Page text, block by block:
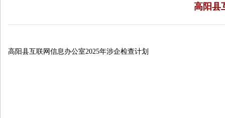
高阳县
高阳县互联网信息办公室2025年涉企检查计划